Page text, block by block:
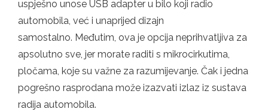
uspješno unose USB adapter u bilo koji radio
automobila, već i unaprijed dizajn
samostalno. Međutim, ova je opcija neprihvatljiva za
apsolutno sve, jer morate raditi s mikrocirkutima,
pločama, koje su važne za razumijevanje. Čak i jedna
pogrešno rasprodana može izazvati izlaz iz sustava
radija automobila.